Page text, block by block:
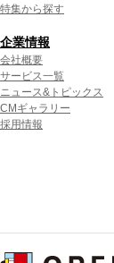
特集から探す
企業情報
会社概要
サービス一覧
ニュース&トピックス
CMギャラリー
採用情報